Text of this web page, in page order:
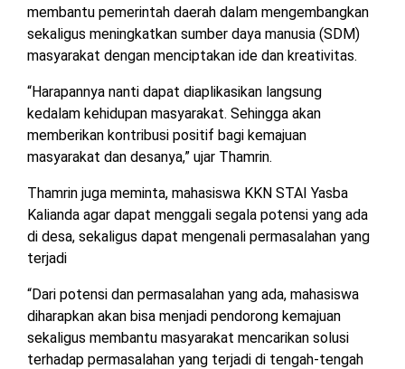
membantu pemerintah daerah dalam mengembangkan
sekaligus meningkatkan sumber daya manusia (SDM)
masyarakat dengan menciptakan ide dan kreativitas.
“Harapannya nanti dapat diaplikasikan langsung
kedalam kehidupan masyarakat. Sehingga akan
memberikan kontribusi positif bagi kemajuan
masyarakat dan desanya,” ujar Thamrin.
Thamrin juga meminta, mahasiswa KKN STAI Yasba
Kalianda agar dapat menggali segala potensi yang ada
di desa, sekaligus dapat mengenali permasalahan yang
terjadi
“Dari potensi dan permasalahan yang ada, mahasiswa
diharapkan akan bisa menjadi pendorong kemajuan
sekaligus membantu masyarakat mencarikan solusi
terhadap permasalahan yang terjadi di tengah-tengah